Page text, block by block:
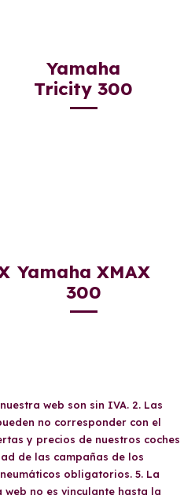
Yamaha
Tricity 300
Yamaha XMAX
300
web son sin IVA. 2. Las
no corresponder con el
y precios de nuestros coches
de las campañas de los
obligatorios. 5. La
no es vinculante hasta la